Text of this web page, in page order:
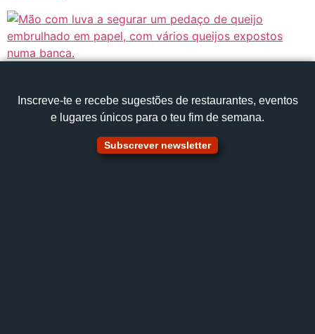
Inscreve‑te e recebe sugestões de restaurantes, eventos
e lugares únicos para o teu fim de semana.
Subscrever newsletter